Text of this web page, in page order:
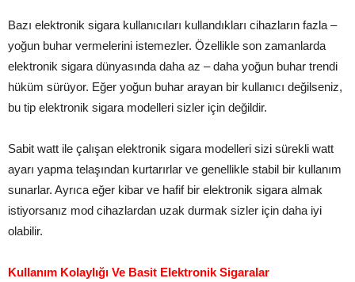
Bazı elektronik sigara kullanıcıları kullandıkları cihazların fazla –
yoğun buhar vermelerini istemezler. Özellikle son zamanlarda
elektronik sigara dünyasında daha az – daha yoğun buhar trendi
hüküm sürüyor. Eğer yoğun buhar arayan bir kullanıcı değilseniz,
bu tip elektronik sigara modelleri sizler için değildir.
Sabit watt ile çalışan elektronik sigara modelleri sizi sürekli watt
ayarı yapma telaşından kurtarırlar ve genellikle stabil bir kullanım
sunarlar. Ayrıca eğer kibar ve hafif bir elektronik sigara almak
istiyorsanız mod cihazlardan uzak durmak sizler için daha iyi
olabilir.
Kullanım Kolaylığı Ve Basit Elektronik Sigaralar